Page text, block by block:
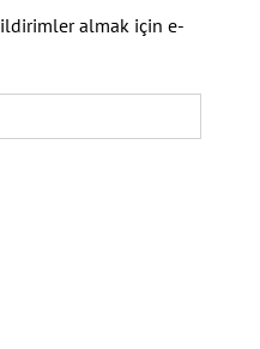
almak için e-